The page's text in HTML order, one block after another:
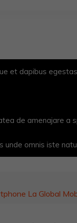
et dapibus egestas
de amenajare a
unde omnis iste
La Global